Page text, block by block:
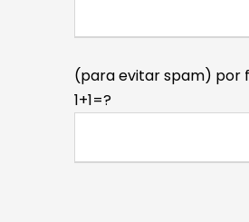
(para evitar spam) por
1+1=?